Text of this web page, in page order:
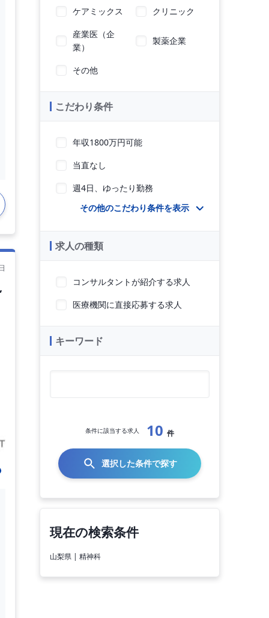
ケアミックス
クリニック
産業医（企
業）
製薬企業
その他
こだわり条件
年収1800万円可能
当直なし
週4日、ゆったり勤務
その他のこだわり条件を表示
求人の種類
コンサルタントが紹介する求人
医療機関に直接応募する求人
キーワード
条件に該当する求人 10 件
選択した条件で探す
現在の検索条件
山梨県 | 精神科